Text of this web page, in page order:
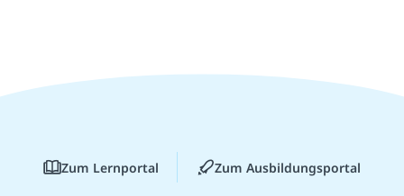
Zum Lernportal Zum Ausbildungsportal